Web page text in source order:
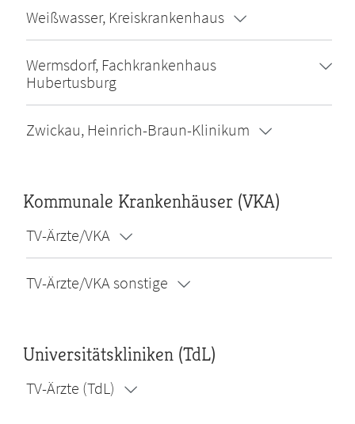
Weißwasser, Kreiskrankenhaus
Wermsdorf, Fachkrankenhaus
Hubertusburg
Zwickau, Heinrich-Braun-Klinikum
Kommunale Krankenhäuser (VKA)
TV-Ärzte/VKA
TV-Ärzte/VKA sonstige
Universitätskliniken (TdL)
TV-Ärzte (TdL)